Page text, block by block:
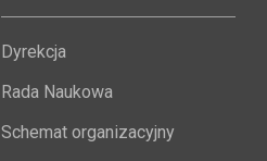
Dyrekcja
Rada Naukowa
Schemat organizacyjny